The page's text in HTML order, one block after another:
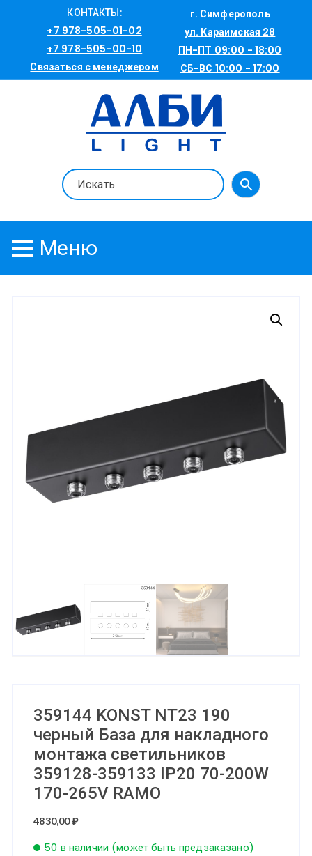
КОНТАКТЫ:
+7 978-505-01-02
+7 978-505-00-10
Связаться с менеджером
г. Симферополь
ул. Караимская 28
ПН-ПТ 09:00 - 18:00
СБ-ВС 10:00 - 17:00
Меню
359144 KONST NT23 190
черный База для накладного
монтажа светильников
359128-359133 IP20 70-200W
170-265V RAMO
4830,00₽
50 в наличии (может быть предзаказано)